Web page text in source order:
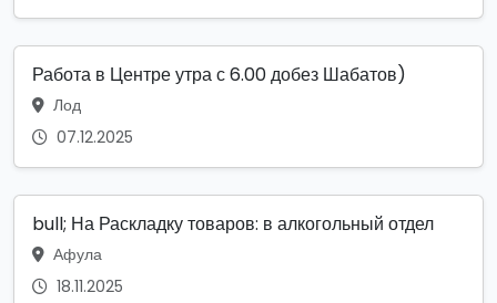
Работа в Центре утра с 6.00 добез Шабатов)
Лод
07.12.2025
bull; На Раскладку товаров: в алкогольный отдел
Афула
18.11.2025